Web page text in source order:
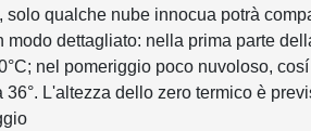
solo qualche nube innocua potrà
dettagliato: nella prima parte
nel pomeriggio poco nuvoloso,
L'altezza dello zero termico è